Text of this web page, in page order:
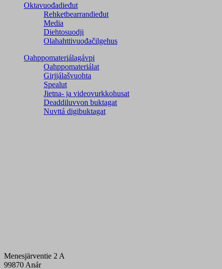
Oktavuođadieđut
Rehketbearrandieđut
Media
Diehtosuodji
Olahahttivuođačilgehus
Oahppomateriálagávpi
Oahppomateriálat
Girjjálašvuohta
Spealut
Jietna- ja videovurkkohusat
Deaddiluvvon buktagat
Nuvttá digibuktagat
Menesjärventie 2 A
99870 Anár